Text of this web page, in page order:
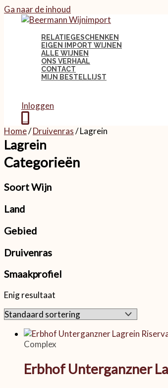
Ga naar de inhoud
RELATIEGESCHENKEN
EIGEN IMPORT WIJNEN
ALLE WIJNEN
ONS VERHAAL
CONTACT
MIJN BESTELLIJST
Inloggen
Home/Druivenras/ Lagrein
Lagrein
Categorieën
Soort Wijn
Land
Gebied
Druivenras
Smaakprofiel
Enig resultaat
Complex
Erbhof Unterganzner